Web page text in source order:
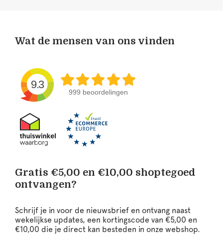
Wat de mensen van ons vinden
9.3
999 beoordelingen
Gratis €5,00 en €10,00 shoptegoed
ontvangen?
Schrijf je in voor de nieuwsbrief en ontvang naast
wekelijkse updates, een kortingscode van €5,00 en
€10,00 die je direct kan besteden in onze webshop.